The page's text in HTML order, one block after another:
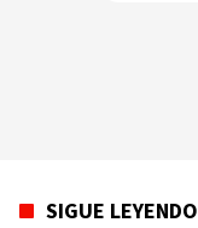
SIGUE LEYENDO